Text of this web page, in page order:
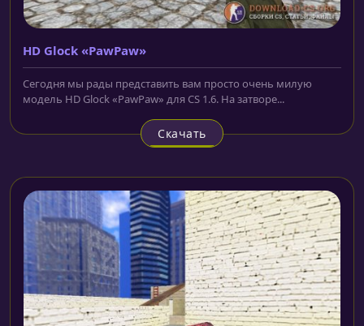
HD Glock «PawPaw»
Сегодня мы рады представить вам просто очень милую
модель HD Glock «PawPaw» для CS 1.6. На затворе...
Скачать